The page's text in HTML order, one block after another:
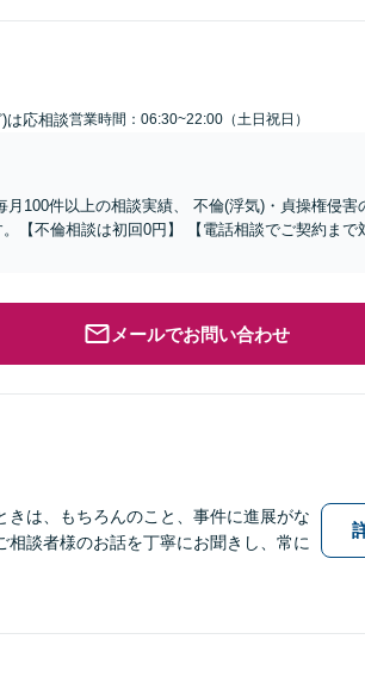
は応相談営業時間：06:30~22:00（土日祝日）
、 不倫(浮気)・貞操権侵害の慰謝
【不倫相談は初回0円】 【電話相談でご契約まで
メールでお問い合わせ
きは、もちろんのこと、事件に進展がな
談者様のお話を丁寧にお聞きし、常に